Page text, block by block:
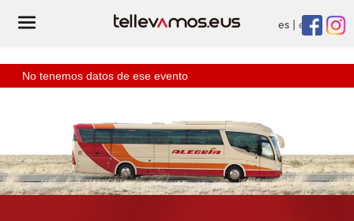
es eu
No tenemos datos de ese evento